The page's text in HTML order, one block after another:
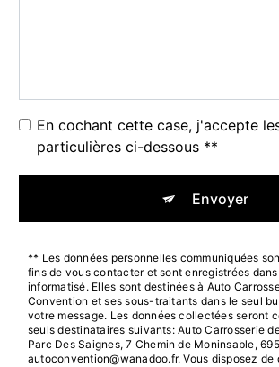
En cochant cette case, j'accepte
particulières ci-dessous **
Envoyer
** Les données personnelles communiquées
fins de vous contacter et sont enregistrées
informatisé. Elles sont destinées à Auto
Convention et ses sous-traitants dans le seul
votre message. Les données collectées seront
seuls destinataires suivants: Auto Carrosserie
Parc Des Saignes, 7 Chemin de Moninsable,
autoconvention@wanadoo.fr. Vous disposez de